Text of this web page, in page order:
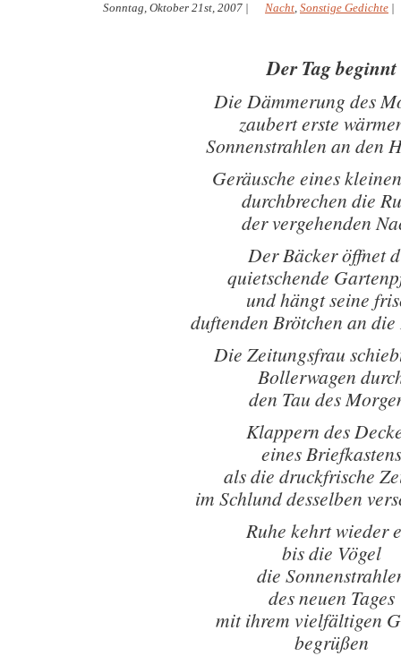
Sonntag, Oktober 21st, 2007 | Nacht, Sonstige Gedichte |
Der Tag beginnt
Die Dämmerung des
zaubert erste
Sonnenstrahlen an den
Geräusche eines
durchbrechen die
der vergehenden
Der Bäcker öffnet
quietschende
und hängt seine
duftenden Brötchen an
Die Zeitungsfrau
Bollerwagen
den Tau des
Klappern des
eines Briefkastens
als die druckfrische
im Schlund desselben
Ruhe kehrt wieder
bis die Vögel
die
des neuen Tages
mit ihrem vielfältigen
begrüßen